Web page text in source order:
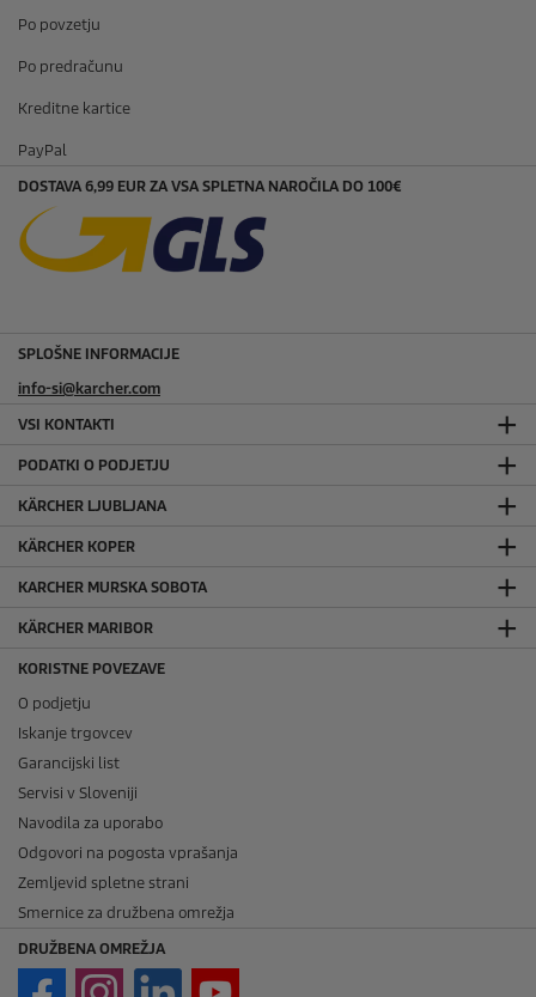
Po povzetju
Po predračunu
Kreditne kartice
PayPal
DOSTAVA 6,99 EUR ZA VSA SPLETNA NAROČILA DO 100€
SPLOŠNE INFORMACIJE
info-si@karcher.com
VSI KONTAKTI
PODATKI O PODJETJU
KÄRCHER LJUBLJANA
KÄRCHER KOPER
KARCHER MURSKA SOBOTA
KÄRCHER MARIBOR
KORISTNE POVEZAVE
O podjetju
Iskanje trgovcev
Garancijski list
Servisi v Sloveniji
Navodila za uporabo
Odgovori na pogosta vprašanja
Zemljevid spletne strani
Smernice za družbena omrežja
DRUŽBENA OMREŽJA